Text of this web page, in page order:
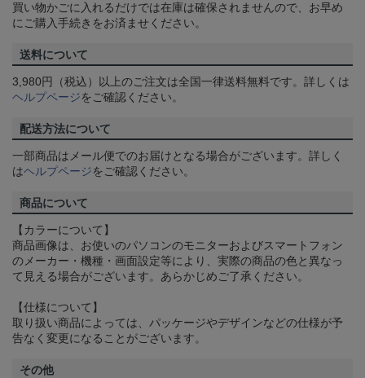
買い物かごに入れるだけでは在庫は確保されませんので、お早め
にご購入手続きをお済ませください。
送料について
3,980円（税込）以上のご注文は全国一律送料無料です。詳しくは
ヘルプページをご確認ください。
配送方法について
一部商品はメール便でのお届けとなる場合がございます。詳しく
はヘルプページをご確認ください。
商品について
【カラーについて】
商品画像は、お使いのパソコンのモニターおよびスマートフォン
のメーカー・機種・画面設定等により、実際の商品の色と異なっ
て見える場合がございます。あらかじめご了承ください。
【仕様について】
取り扱い商品によっては、パッケージやデザインなどの仕様が予
告なく変更になることがございます。
その他